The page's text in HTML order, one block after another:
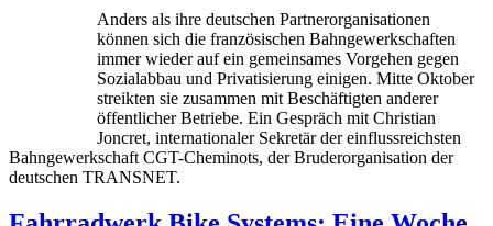
Anders als ihre deutschen Partnerorganisationen
können sich die französischen Bahngewerkschaften
immer wieder auf ein gemeinsames Vorgehen gegen
Sozialabbau und Privatisierung einigen. Mitte Oktober
streikten sie zusammen mit Beschäftigten anderer
öffentlicher Betriebe. Ein Gespräch mit Christian
Joncret, internationaler Sekretär der einflussreichsten
Bahngewerkschaft CGT-Cheminots, der Bruderorganisation der
deutschen TRANSNET.